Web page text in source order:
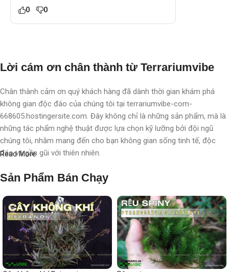
0 0
Lời cám ơn chân thành từ Terrariumvibe
Chân thành cảm ơn quý khách hàng đã dành thời gian khám phá
không gian độc đáo của chúng tôi tại terrariumvibe-com-
668605.hostingersite.com. Đây không chỉ là những sản phẩm, mà là
những tác phẩm nghệ thuật được lựa chọn kỹ lưỡng bởi đội ngũ
chúng tôi, nhằm mang đến cho bạn không gian sống tinh tế, độc
đáo và gần gũi với thiên nhiên.
Với chúng tôi, terrarium không chỉ là nghệ thuật, mà còn là một triết
chúng tôi chăm chút, chắp cánh cho từng không gian, từng cá nhân.
Mỗi sản phẩm không chỉ là một vật trang trí, mà còn là một hành
trình khám phá thiên nhiên tinh tế được thể hiện qua từng chi tiết
nhỏ.
Mong muốn nhỏ nhoi
Read More
Sản Phẩm Bán Chạy